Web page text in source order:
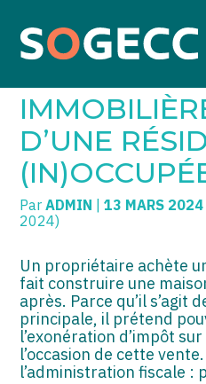
Aller
SOGECC – Coignières
SOGECC – Noisy
SOGECC – République
SOGECC – Turbigo
TPE/PME
COMMERÇANTS
GROUPE
SCI / LMNP
PROFESSIONS LIBÉRALES
PARTICULIERS
EXPATRIÉ NON RÉSIDANT
IMPATRIÉ / EXPATRIÉ
Créer et reprendre une
Gérer votre quotidien
Piloter votre entreprise
Développer votre
Construire votre patrimoine
électronique
D’UNE
ParADMIN |13 MARS 2024
2024)
Un propriétaire achète
fait construire une
après. Parce qu’il s’agit
principale, il prétend
l’exonération d’impôt
l’occasion de cette
l’administration fiscale :